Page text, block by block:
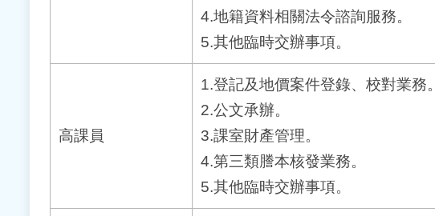
4.地籍資料相關法令諮詢服務。
5.其他臨時交辦事項。
高課員
1.登記及地價案件登錄、校對業務。
2.公文承辦。
3.課室財產管理。
4.第三類謄本核發業務。
5.其他臨時交辦事項。